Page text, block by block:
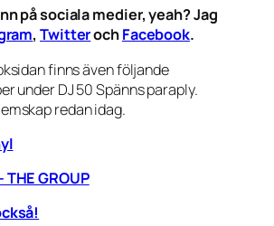
på sociala medier, yeah? Jag
,TwitterochFacebook.
finns även följande
under DJ 50 Spänns paraply.
redan idag.
THE GROUP